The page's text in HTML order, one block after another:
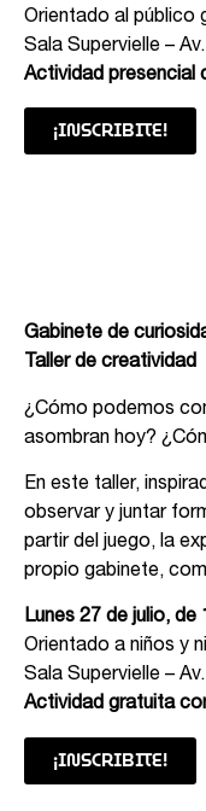
Orientado al público
Sala Supervielle –
Actividad presencial
¡INSCRIBITE!
Gabinete de
Taller de creatividad
¿Cómo podemos
asombran hoy?
En este taller,
observar y juntar
partir del juego, la
propio gabinete,
Lunes 27 de julio, de
Orientado a niños y
Sala Supervielle –
Actividad gratuita
¡INSCRIBITE!